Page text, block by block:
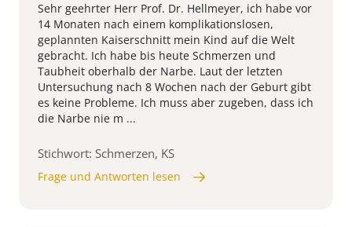
Sehr geehrter Herr Prof. Dr. Hellmeyer, ich habe vor
14 Monaten nach einem komplikationslosen,
geplannten Kaiserschnitt mein Kind auf die Welt
gebracht. Ich habe bis heute Schmerzen und
Taubheit oberhalb der Narbe. Laut der letzten
Untersuchung nach 8 Wochen nach der Geburt gibt
es keine Probleme. Ich muss aber zugeben, dass ich
die Narbe nie m ...
Stichwort: Schmerzen, KS
Frage und Antworten lesen